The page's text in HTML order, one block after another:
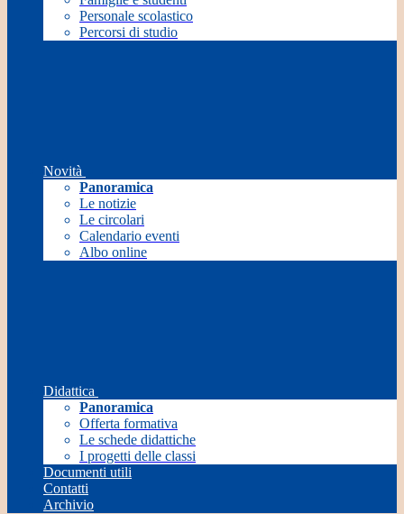
Personale scolastico
Percorsi di studio
Novità
Panoramica
Le notizie
Le circolari
Calendario eventi
Albo online
Didattica
Panoramica
Offerta formativa
Le schede didattiche
I progetti delle classi
Documenti utili
Contatti
Archivio